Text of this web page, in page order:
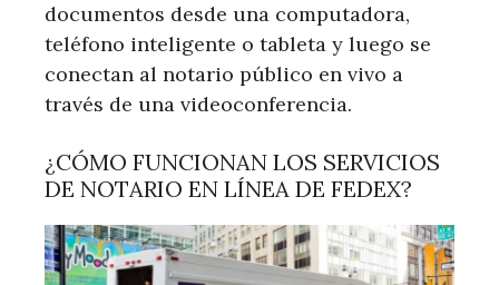
documentos desde una computadora,
teléfono inteligente o tableta y luego se
conectan al notario público en vivo a
través de una videoconferencia.
¿CÓMO FUNCIONAN LOS SERVICIOS
DE NOTARIO EN LÍNEA DE FEDEX?